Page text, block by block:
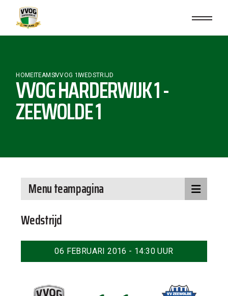
HOMETEAMSVVOG 1 WEDSTRIJD
VVOG HARDERWIJK 1 -
ZEEWOLDE 1
Wedstrijd
06 FEBRUARI 2016 - 14:30 UUR
Menu teampagina